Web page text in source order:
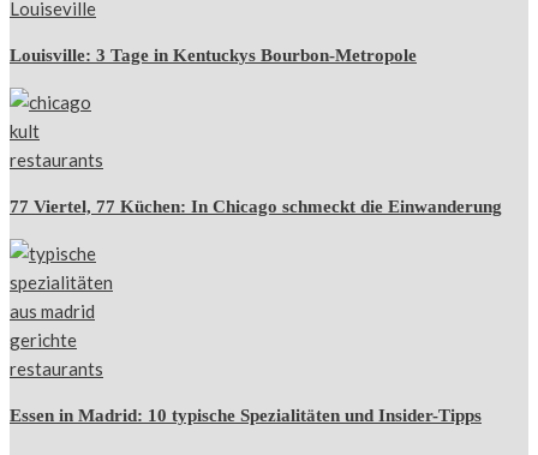
Louisville: 3 Tage in Kentuckys Bourbon-Metropole
77 Viertel, 77 Küchen: In Chicago schmeckt die Einwanderung
Essen in Madrid: 10 typische Spezialitäten und Insider-Tipps